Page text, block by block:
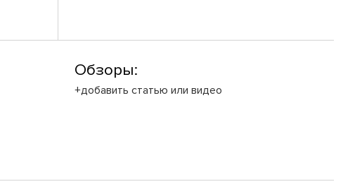
Обзоры:
+добавить статью или видео